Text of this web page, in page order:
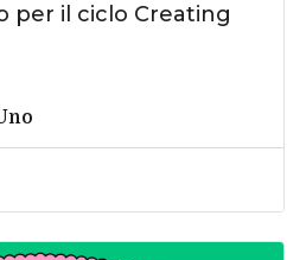
per il ciclo Creating